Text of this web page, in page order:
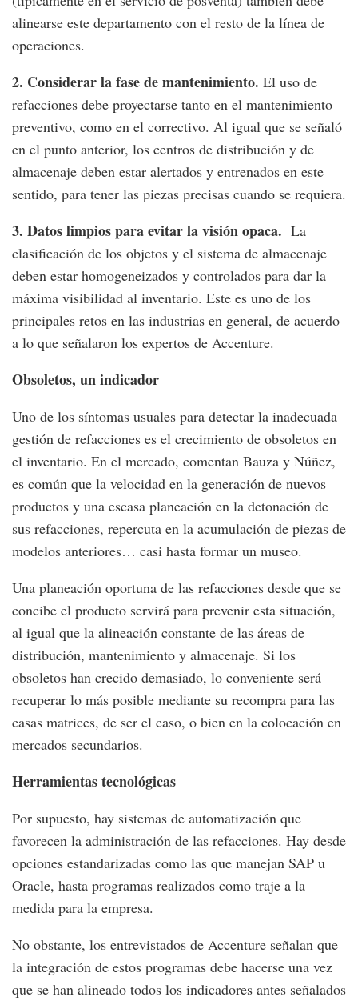
alinearse este departamento con el resto de la línea de
operaciones.
2. Considerar la fase de mantenimiento. El uso de
refacciones debe proyectarse tanto en el mantenimiento
preventivo, como en el correctivo. Al igual que se señaló
en el punto anterior, los centros de distribución y de
almacenaje deben estar alertados y entrenados en este
sentido, para tener las piezas precisas cuando se requiera.
3. Datos limpios para evitar la visión opaca. La
clasificación de los objetos y el sistema de almacenaje
deben estar homogeneizados y controlados para dar la
máxima visibilidad al inventario. Este es uno de los
principales retos en las industrias en general, de acuerdo
a lo que señalaron los expertos de Accenture.
Obsoletos, un indicador
Uno de los síntomas usuales para detectar la inadecuada
gestión de refacciones es el crecimiento de obsoletos en
el inventario. En el mercado, comentan Bauza y Núñez,
es común que la velocidad en la generación de nuevos
productos y una escasa planeación en la detonación de
sus refacciones, repercuta en la acumulación de piezas de
modelos anteriores… casi hasta formar un museo.
Una planeación oportuna de las refacciones desde que se
concibe el producto servirá para prevenir esta situación,
al igual que la alineación constante de las áreas de
distribución, mantenimiento y almacenaje. Si los
obsoletos han crecido demasiado, lo conveniente será
recuperar lo más posible mediante su recompra para las
casas matrices, de ser el caso, o bien en la colocación en
mercados secundarios.
Herramientas tecnológicas
Por supuesto, hay sistemas de automatización que
favorecen la administración de las refacciones. Hay desde
opciones estandarizadas como las que manejan SAP u
Oracle, hasta programas realizados como traje a la
medida para la empresa.
No obstante, los entrevistados de Accenture señalan que
la integración de estos programas debe hacerse una vez
que se han alineado todos los indicadores antes señalados